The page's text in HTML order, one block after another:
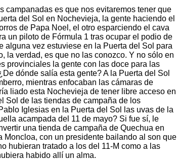
campanadas es que nos evitaremos tener que
del Sol en Nochevieja, la gente haciendo el
de Papa Noel, el otro esparciendo el cava
un piloto de Fórmula 1 tras ocupar el podio de
alguna vez estuviese en la Puerta del Sol para
la verdad, es que no las conozco. Y no sólo en
provinciales la gente con las doce para las
dónde salía esta gente? A la Puerta del Sol
mientras enfocaban las cámaras de
liado esta Nochevieja de tener libre acceso en
Sol de las tiendas de campaña de los
Iglesias en la Puerta del Sol las uvas de la
acampada del 11 de mayo? Si fue sí, le
una tienda de campaña de Quechua en
con un presidente bailando al son que
hubieran tratado a los del 11-M como a las
habido allí un alma.